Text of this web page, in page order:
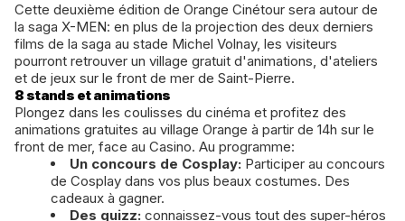
Cette deuxième édition de Orange Cinétour sera autour de
la saga X-MEN: en plus de la projection des deux derniers
films de la saga au stade Michel Volnay, les visiteurs
pourront retrouver un village gratuit d'animations, d'ateliers
et de jeux sur le front de mer de Saint-Pierre.
8 stands et animations
Plongez dans les coulisses du cinéma et profitez des
animations gratuites au village Orange à partir de 14h sur le
front de mer, face au Casino. Au programme:
Un concours de Cosplay: Participer au concours
de Cosplay dans vos plus beaux costumes. Des
cadeaux à gagner.
Des quizz: connaissez-vous tout des super-héros